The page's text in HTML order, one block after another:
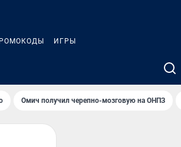
ИГРЫ
Омич получил черепно-мозговую на ОНПЗ